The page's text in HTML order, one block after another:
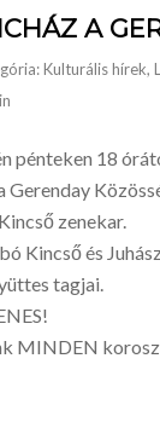
A
Kulturális hírek,
pénteken 18
zenekar.
Kincső és
tagjai.
MINDEN